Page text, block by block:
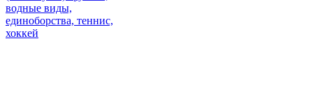
водные виды,
единоборства, теннис,
хоккей